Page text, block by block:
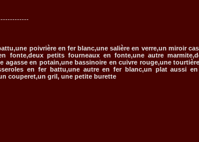
poivrière en fer blanc,une salière en verre,un miroir
fonte,deux petits fourneaux en fonte,une autre
agasse en potain,une bassinoire en cuivre rouge,une
en fer battu,une autre en fer blanc,un plat aussi
couperet,un gril, une petite burette